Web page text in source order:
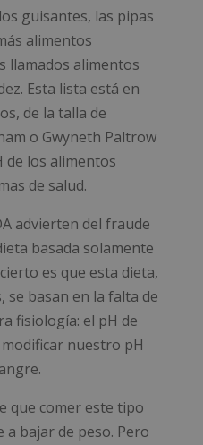
guisantes, las pipas
alimentos
llamados alimentos
Esta lista está en
de la talla de
o Gwyneth Paltrow
de los alimentos
de salud.
advierten del fraude
basada solamente
es que esta dieta,
se basan en la falta de
fisiología: el pH de
nuestro pH
que comer este tipo
a bajar de peso. Pero